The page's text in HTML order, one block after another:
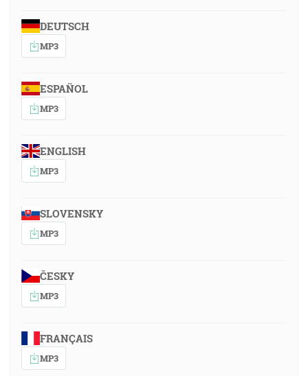
DEUTSCH
MP3
ESPAÑOL
MP3
ENGLISH
MP3
SLOVENSKY
MP3
ČESKY
MP3
FRANÇAIS
MP3